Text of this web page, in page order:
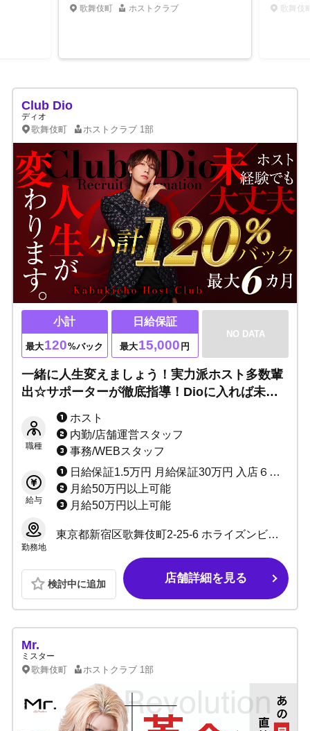
歌舞伎町
ホストクラブ
歌舞伎
Club Dio
ディオ
歌舞伎町 ホストクラブ 1部
小計
最大120%バック
日給保証
最大15,000 円
NO DATA
一緒に人生変えましょう！実力派ホスト多数輩
出☆サポーターが徹底指導！Dioに入れば未来
が変わる！ぜひ一度体験入店にお越しくださ
い！
職種
ホスト
内勤/店舗運営スタッフ
事務/WEBスタッフ
給与
日給保証1.5万円 月給保証30万円 入店６カ月：小計100％バック
月給50万円以上可能
月給50万円以上可能
勤務地
東京都新宿区歌舞伎町2-25-6 ホライズンビル1F
検討中に追加 店舗詳細を見る
Mr.
ミスター
歌舞伎町 ホストクラブ 1部